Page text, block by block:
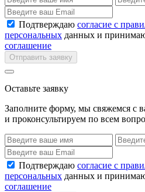
Подтверждаю согласие с
персональных данных и
соглашение
Отправить заявку
Оставьте заявку
Заполните форму, мы свяжемся с
и проконсультируем по всем
Подтверждаю согласие с
персональных данных и
соглашение